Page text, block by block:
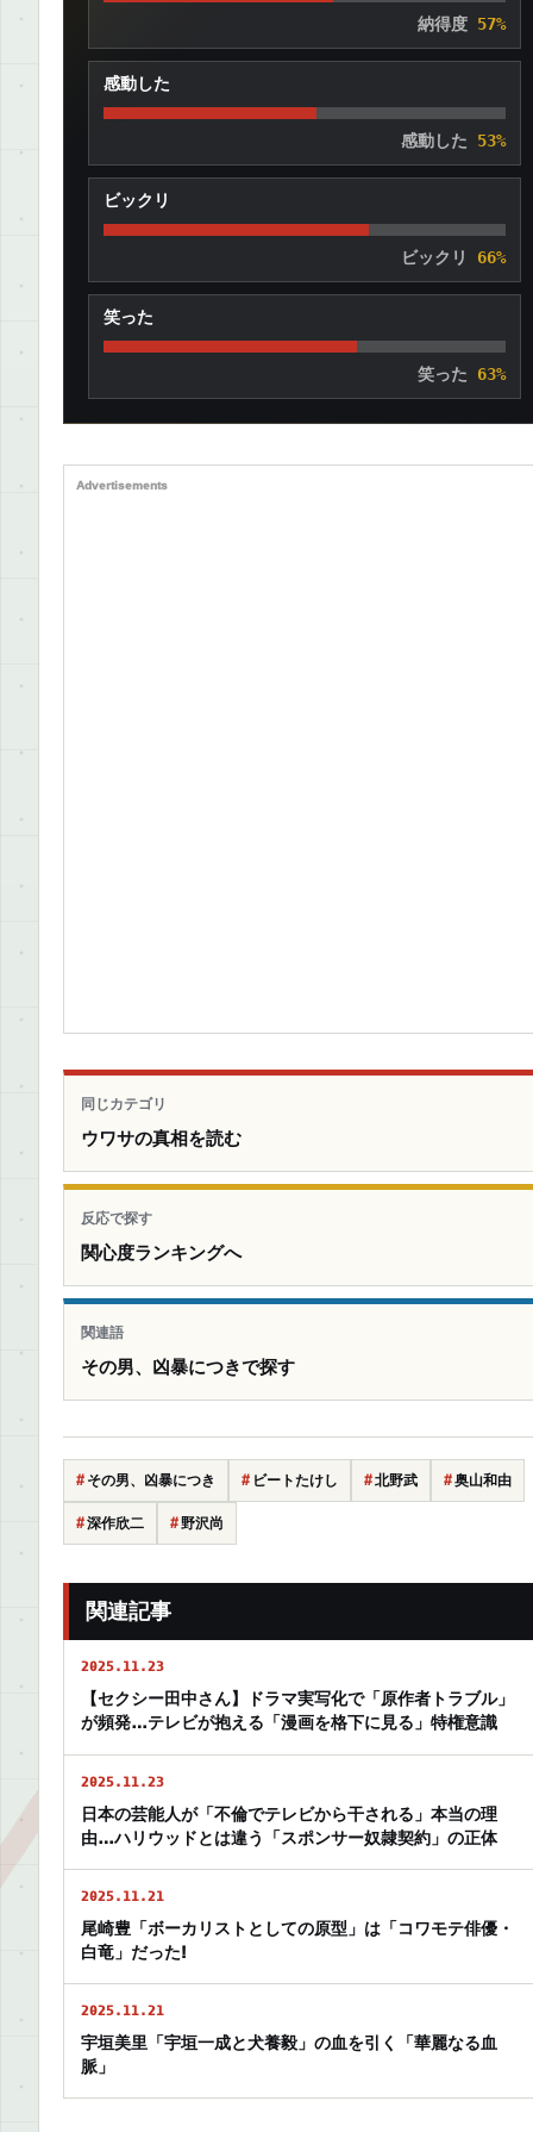
納得度 57%
感動した
感動した 53%
ビックリ
ビックリ 66%
笑った
笑った 63%
Advertisements
同じカテゴリ
ウワサの真相を読む
反応で探す
関心度ランキングへ
関連語
その男、凶暴につきで探す
その男、凶暴につき ビートたけし 北野武 奥山和由
深作欣二 野沢尚
関連記事
2025.11.23
【セクシー田中さん】ドラマ実写化で「原作者トラブル」
が頻発…テレビが抱える「漫画を格下に見る」特権意識
2025.11.23
日本の芸能人が「不倫でテレビから干される」本当の理
由…ハリウッドとは違う「スポンサー奴隷契約」の正体
2025.11.21
尾崎豊「ボーカリストとしての原型」は「コワモテ俳優・
白竜」だった!
2025.11.21
宇垣美里「宇垣一成と犬養毅」の血を引く「華麗なる血
脈」